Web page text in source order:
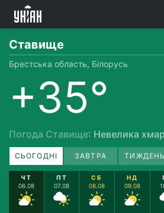
Ставище
Брестська область, Білорусь
+35°
Погода Ставище: Невелика
СЬОГОДНІ ЗАВТРА ТИЖДЕНЬ
ЧТ
06.08
ПТ
07.08
СБ
08.08
НД
09.08